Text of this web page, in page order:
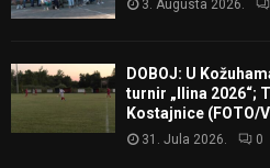
3. Augusta 2026.
DOBOJ: U
turnir „Ilina 2026“;
Kostajnice (FOTO/
31. Jula 2026. 0